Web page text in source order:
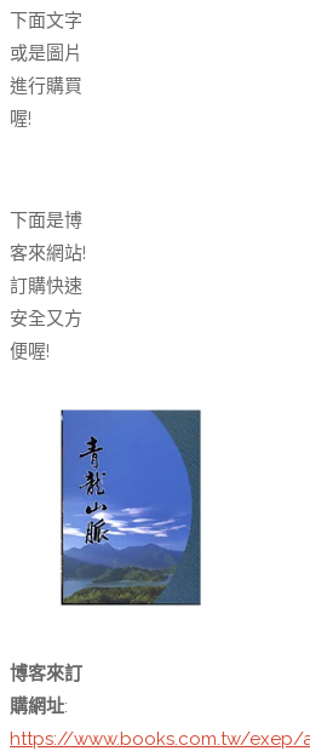
下面文字
或是圖片
進行購買
喔!
下面是博
客來網站!
訂購快速
安全又方
便喔!
博客來訂
購網址:
https://www.books.com.tw/exep/